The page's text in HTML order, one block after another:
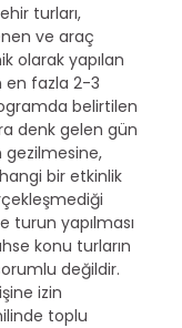
turları,
ve araç
olarak yapılan
en fazla 2-3
belirtilen
denk gelen gün
bir etkinlik
turun yapılması
konu turların
değildir.
izin
toplu